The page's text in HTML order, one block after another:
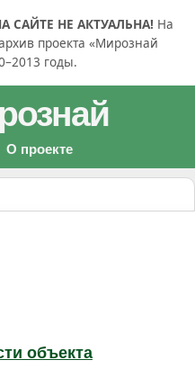
НЕ АКТУАЛЬНА! На
проекта «Мирознай
годы.
О проекте
объекта